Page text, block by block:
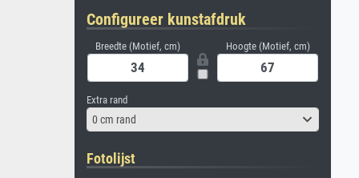
Configureer kunstafdruk
Breedte (Motief, cm) Hoogte (Motief, cm)
Extra rand
0 cm rand
Fotolijst